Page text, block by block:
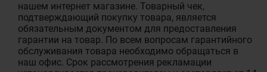
нашем интернет магазине. Товарный чек,
подтверждающий покупку товара, является
обязательным документом для предоставления
гарантии на товар. По всем вопросам гарантийного
обслуживания товара необходимо обращаться в
наш офис. Срок рассмотрения рекламации